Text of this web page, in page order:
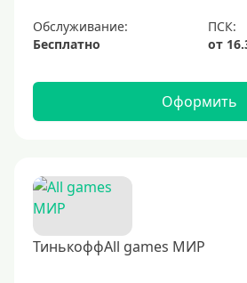
Обслуживание:
Бесплатно
Оформить
ТинькоффAll games МИР